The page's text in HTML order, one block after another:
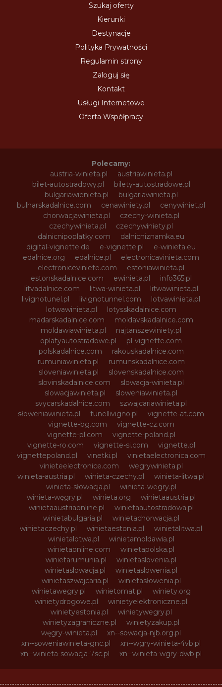
Szukaj oferty
Kierunki
Destynacje
Polityka Prywatności
Regulamin strony
Zaloguj się
Kontakt
Usługi Internetowe
Oferta Współpracy
Polecamy:
austria-winieta.pl
austriawinieta.pl
bilet-autostradowy.pl
bilety-autostradowe.pl
bulgariawienieta.pl
bulgariawinieta.pl
bulharskadalnice.com
cenawiniety.pl
cenywiniet.pl
chorwacjawinieta.pl
czechy-winieta.pl
czechywinieta.pl
czechywiniety.pl
dalnicnipoplatky.com
dalnicniznamka.eu
digital-vignette.de
e-vignette.pl
e-winieta.eu
edalnice.org
edalnice.pl
electronicavinieta.com
electroniceviniete.com
estoniawinieta.pl
estonskadalnice.com
ewinieta.pl
info365.pl
litvadalnice.com
litwa-winieta.pl
litwawinieta.pl
livignotunel.pl
livignotunnel.com
lotvawinieta.pl
lotwawinieta.pl
lotysskadalnice.com
madarskadalnice.com
moldavskadalnice.com
moldawiawinieta.pl
najtanszewiniety.pl
oplatyautostradowe.pl
pl-vignette.com
polskadalnice.com
rakouskadalnice.com
rumuniawinieta.pl
rumunskadalnice.com
sloveniawinieta.pl
slovenskadalnice.com
slovinskadalnice.com
slowacja-winieta.pl
slowacjawinieta.pl
sloweniawinieta.pl
svycarskadalnice.com
szwajcariawinieta.pl
słoweniawinieta.pl
tunellivigno.pl
vignette-at.com
vignette-bg.com
vignette-cz.com
vignette-pl.com
vignette-poland.pl
vignette-ro.com
vignette-si.com
vignette.pl
vignettepoland.pl
vinetki.pl
vinietaelectronica.com
vinieteelectronice.com
wegrywinieta.pl
winieta-austria.pl
winieta-czechy.pl
winieta-litwa.pl
winieta-słowacja.pl
winieta-wegry.pl
winieta-węgry.pl
winieta.org
winietaaustria.pl
winietaaustriaonline.pl
winietaautostradowa.pl
winietabulgaria.pl
winietachorwacja.pl
winietaczechy.pl
winietaestonia.pl
winietalitwa.pl
winietalotwa.pl
winietamoldawia.pl
winietaonline.com
winietapolska.pl
winietarumunia.pl
winietaslovenia.pl
winietaslowacja.pl
winietaslowenia.pl
winietaszwajcaria.pl
winietasłowenia.pl
winietawegry.pl
winietomat.pl
winiety.org
winietydrogowe.pl
winietyelektroniczne.pl
winietyestonia.pl
winietywegry.pl
winietyzagraniczne.pl
winietyzakup.pl
węgry-winieta.pl
xn--sowacja-njb.org.pl
xn--soweniawinieta-gnc.pl
xn--wgry-winieta-4vb.pl
xn--winieta-sowacja-7sc.pl
xn--winieta-wgry-dwb.pl